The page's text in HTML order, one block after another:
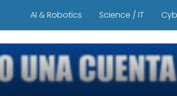
AI & Robotics Science / IT